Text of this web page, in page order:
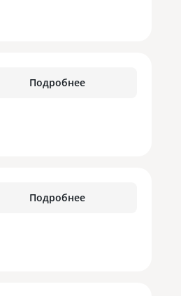
Подробнее
Подробнее